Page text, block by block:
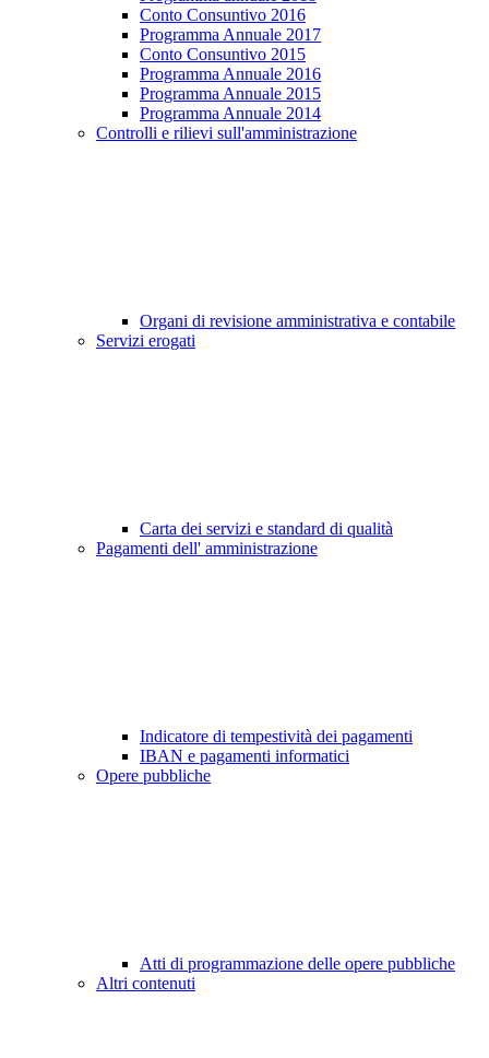
Conto Consuntivo 2016
Programma Annuale 2017
Conto Consuntivo 2015
Programma Annuale 2016
Programma Annuale 2015
Programma Annuale 2014
Controlli e rilievi sull'amministrazione
Organi di revisione amministrativa e contabile
Servizi erogati
Carta dei servizi e standard di qualità
Pagamenti dell' amministrazione
Indicatore di tempestività dei pagamenti
IBAN e pagamenti informatici
Opere pubbliche
Atti di programmazione delle opere pubbliche
Altri contenuti